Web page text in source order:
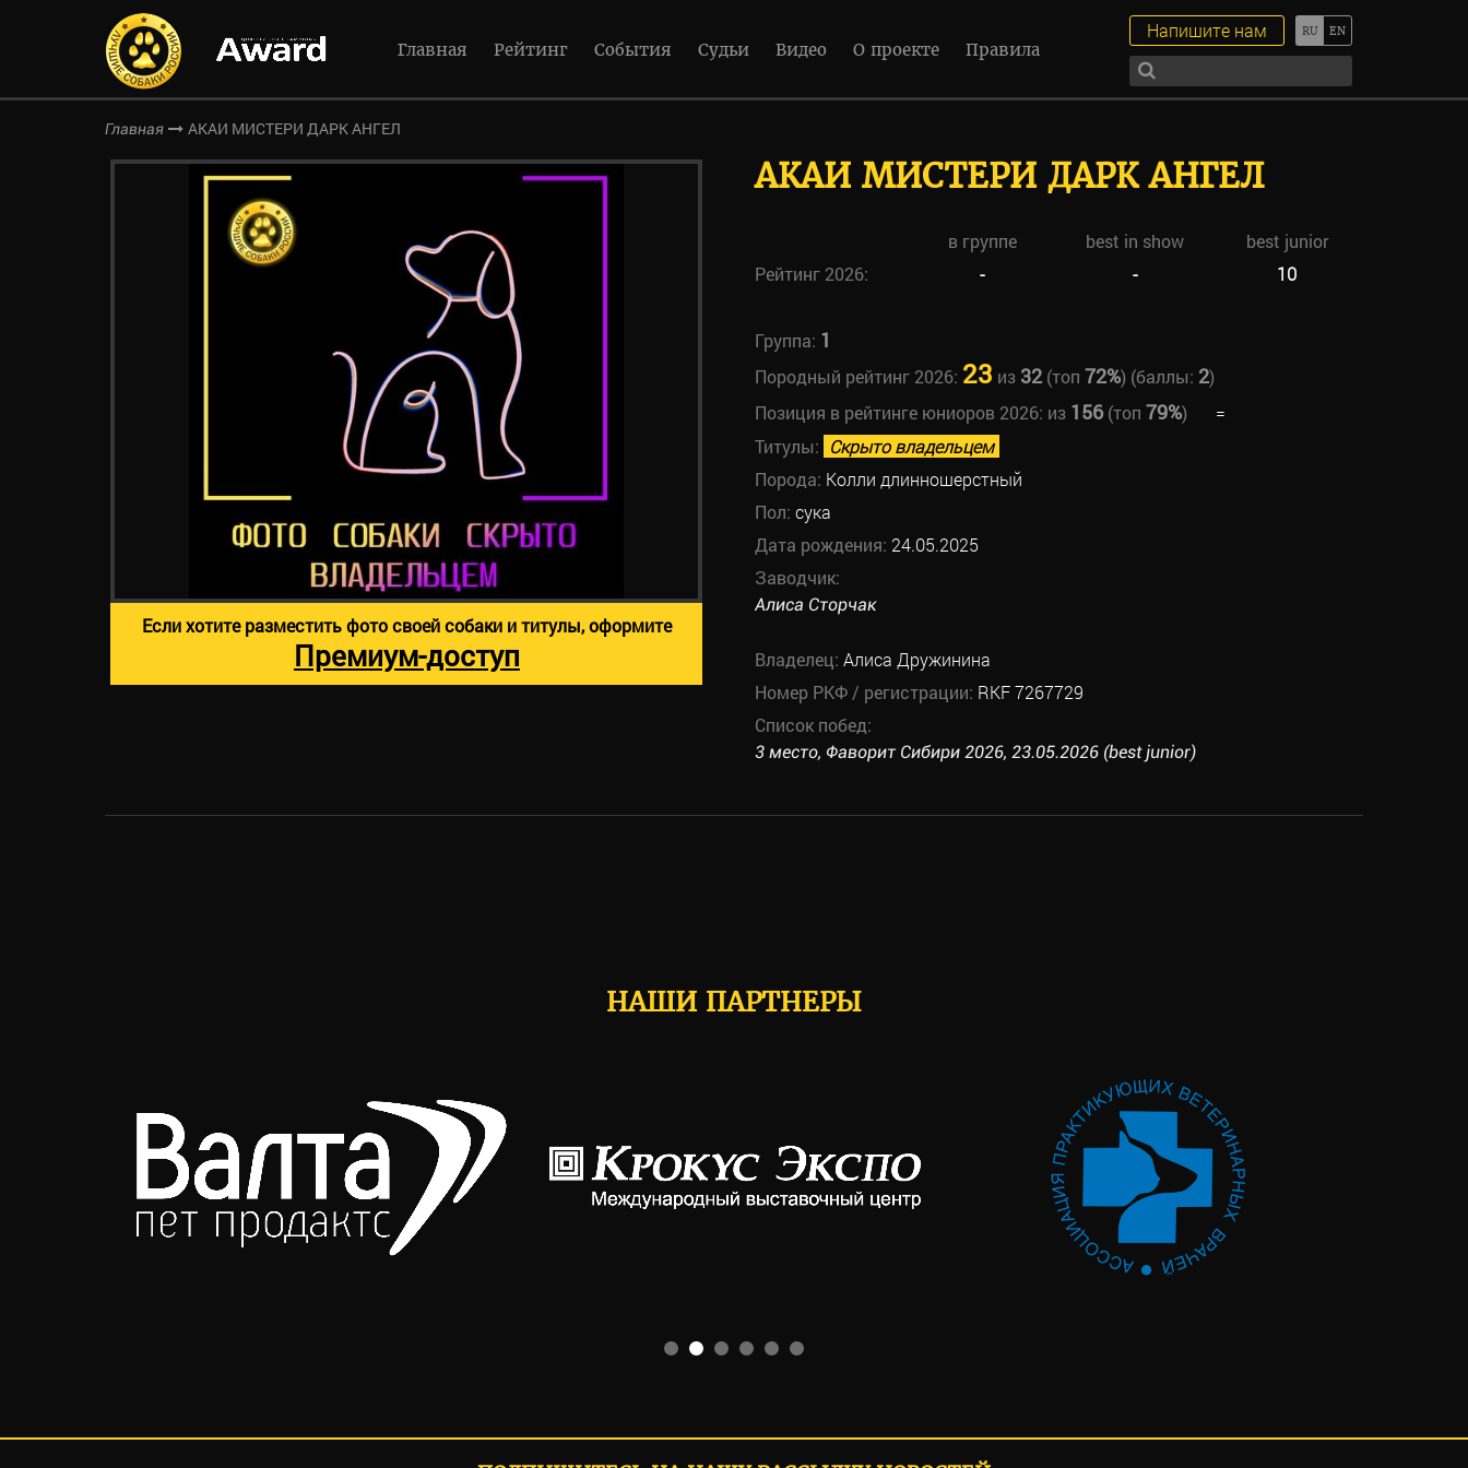
Главная Рейтинг События Судьи Видео О проекте Правила
Напишите нам
Главная АКАИ МИСТЕРИ ДАРК АНГЕЛ
АКАИ МИСТЕРИ ДАРК АНГЕЛ
в группе best in show
best junior
Рейтинг 2026:
- - 10
Группа: 1
Породный рейтинг 2026: 23 из 32(топ 72%) (баллы: 2)
Позиция в рейтинге юниоров 2026: из 156(топ 79%)
=
Титулы: Скрыто владельцем
Порода: Колли длинношерстный
Пол: сука
Дата рождения: 24.05.2025
Заводчик:
Алиса Сторчак
Владелец: Алиса Дружинина
Номер РКФ / регистрации: RKF 7267729
Список побед:
3 место, Фаворит Сибири 2026, 23.05.2026 (best junior)
Если хотите разместить фото своей собаки и титулы, оформите
Премиум-доступ
НАШИ ПАРТНЕРЫ